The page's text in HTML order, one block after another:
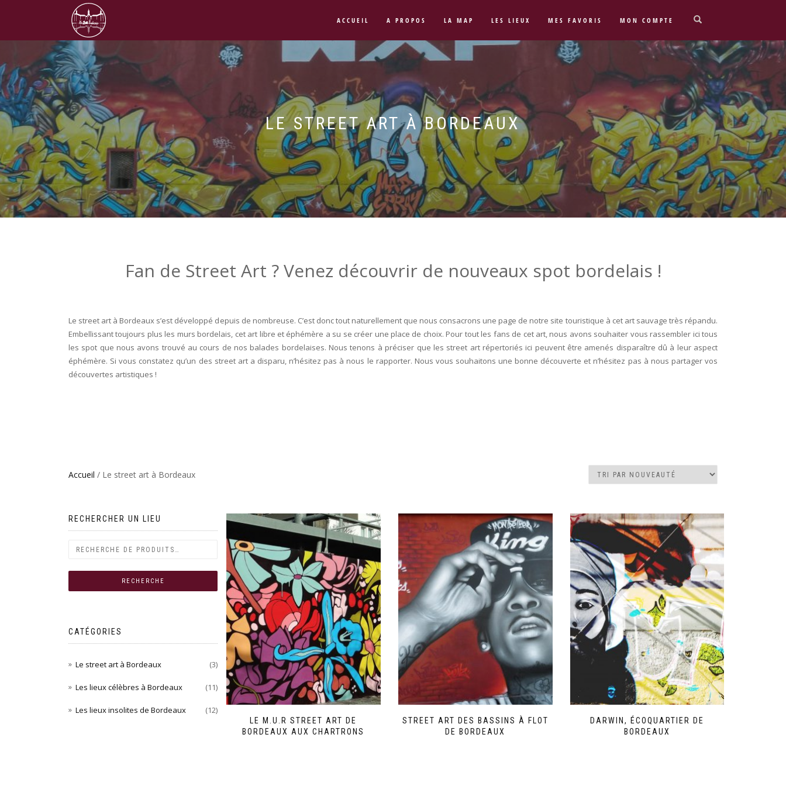
ACCUEIL A PROPOS LA MAP LES LIEUX MES FAVORIS MON COMPTE
LE STREET ART À BORDEAUX
Fan de Street Art ? Venez découvrir de nouveaux spot bordelais !
Le street art à Bordeaux s’est développé depuis de nombreuse. C’est donc tout naturellement que nous consacrons une page de notre site touristique à cet art sauvage très répandu.
Embellissant toujours plus les murs bordelais, cet art libre et éphémère a su se créer une place de choix. Pour tout les fans de cet art, nous avons souhaiter vous rassembler ici tous
les spot que nous avons trouvé au cours de nos balades bordelaises. Nous tenons à préciser que les street art répertoriés ici peuvent être amenés disparaître dû à leur aspect
éphémère. Si vous constatez qu’un des street art a disparu, n’hésitez pas à nous le rapporter. Nous vous souhaitons une bonne découverte et n’hésitez pas à nous partager vos
découvertes artistiques !
Accueil / Le street art à Bordeaux
LE M.U.R STREET ART DE
BORDEAUX AUX CHARTRONS
STREET ART DES BASSINS À FLOT
DE BORDEAUX
DARWIN, ÉCOQUARTIER DE
BORDEAUX
RECHERCHER UN LIEU
CATÉGORIES
Le street art à Bordeaux (3)
Les lieux célèbres à Bordeaux (11)
Les lieux insolites de Bordeaux (12)